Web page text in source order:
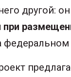
другой: он